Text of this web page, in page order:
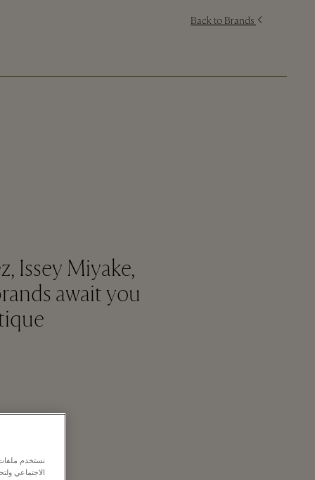
Back to Brands
Issey Miyake,
await you
نستخدم
الاجتماعي